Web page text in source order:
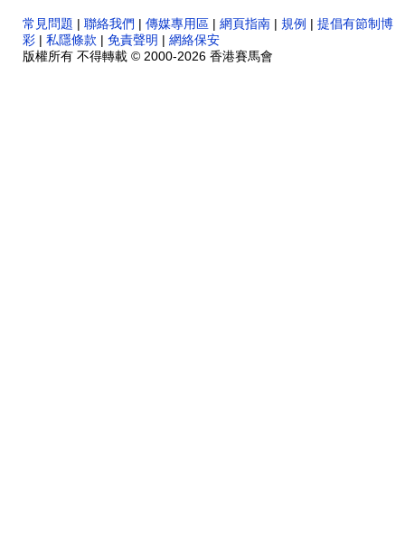
常見問題 | 聯絡我們 | 傳媒專用區 | 網頁指南 | 規例 | 提倡有節制博
彩 | 私隱條款 | 免責聲明 | 網絡保安
版權所有 不得轉載 © 2000-2026 香港賽馬會